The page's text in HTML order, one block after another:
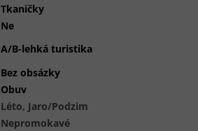
Tkaničky
Ne
A/B-lehká turistika
Bez obsázky
Obuv
Léto, Jaro/Podzim
Nepromokavé